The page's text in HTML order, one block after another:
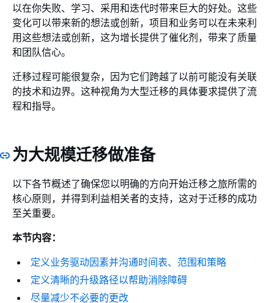
以在你失败、学习、采用和迭代时带来巨大的好处。这些
变化可以带来新的想法或创新，项目和业务可以在未来利
用这些想法或创新，这为增长提供了催化剂，带来了质量
和团队信心。
迁移过程可能很复杂，因为它们跨越了以前可能没有关联
的技术和边界。这种视角为大型迁移的具体要求提供了流
程和指导。
为大规模迁移做准备
以下各节概述了确保您以明确的方向开始迁移之旅所需的
核心原则，并得到利益相关者的支持，这对于迁移的成功
至关重要。
本节内容：
定义业务驱动因素并沟通时间表、范围和策略
定义清晰的升级路径以帮助消除障碍
尽量减少不必要的更改